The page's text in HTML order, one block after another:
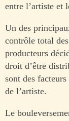
entre l’artiste et
Un des
contrôle total
producteurs
droit d’être
sont des
de l’artiste.
Le